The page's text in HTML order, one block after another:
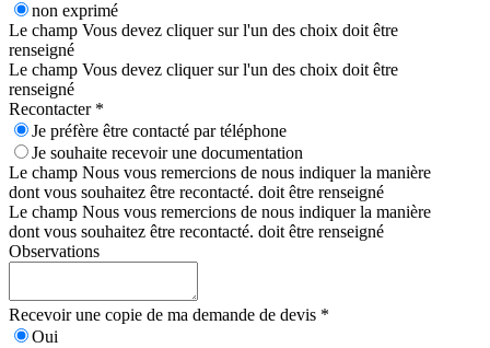
non exprimé
Le champ Vous devez cliquer sur l'un des choix doit être
renseigné
Le champ Vous devez cliquer sur l'un des choix doit être
renseigné
Recontacter *
Je préfère être contacté par téléphone
Je souhaite recevoir une documentation
Le champ Nous vous remercions de nous indiquer la manière
dont vous souhaitez être recontacté. doit être renseigné
Le champ Nous vous remercions de nous indiquer la manière
dont vous souhaitez être recontacté. doit être renseigné
Observations
Recevoir une copie de ma demande de devis *
Oui